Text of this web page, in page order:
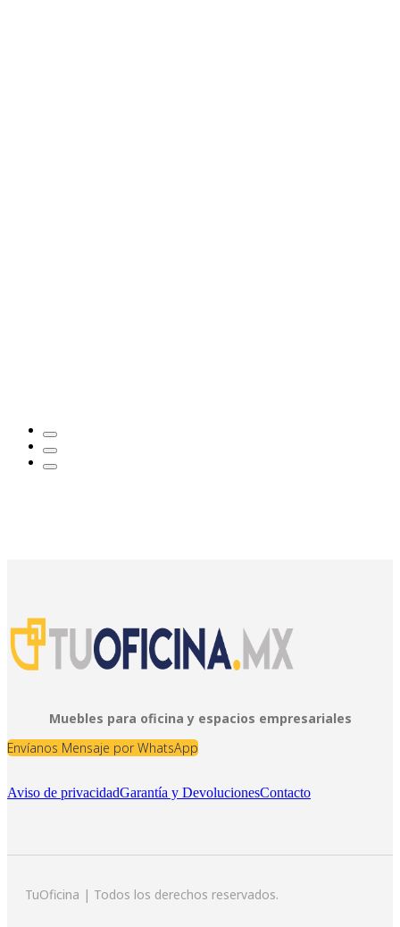
Muebles para oficina y espacios empresariales
Envíanos Mensaje por WhatsApp
Aviso de privacidadGarantía y DevolucionesContacto
TuOficina | Todos los derechos reservados.